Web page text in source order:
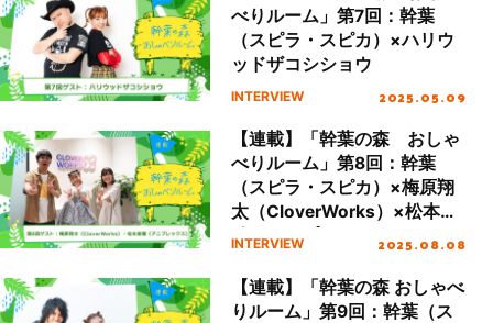
べりルーム」第7回：幹葉
（スピラ・スピカ）×ハリウ
ッドザコシショウ
INTERVIEW 2025.05.09
【連載】「幹葉の森 おしゃ
べりルーム」第8回：幹葉
（スピラ・スピカ）×梅原翔
太（CloverWorks）×松本美
穂（アニプレックス）
INTERVIEW 2025.08.08
【連載】「幹葉の森 おしゃべ
りルーム」第9回：幹葉（ス